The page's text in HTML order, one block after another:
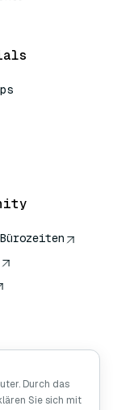
Durch das
Sie sich mit